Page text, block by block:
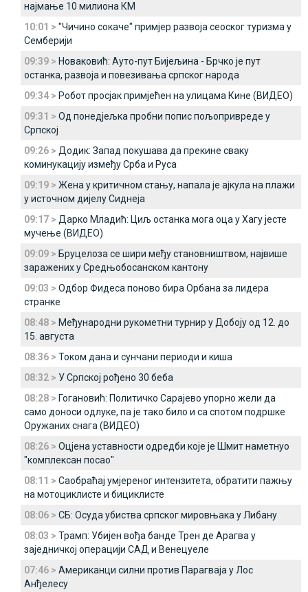
најмање 10 милиона КМ
10:01 > "Чичино сокаче" примјер развоја сеоског туризма у
Семберији
09:39 > Новаковић: Ауто-пут Бијељина - Брчко је пут
останка, развоја и повезивања српског народа
09:34 > Робот просјак примјећен на улицама Кине (ВИДЕО)
09:31 > Од понедјељка пробни попис пољопривреде у
Српској
09:26 > Додик: Запад покушава да прекине сваку
коминукацију између Срба и Руса
09:19 > Жена у критичном стању, напала је ајкула на плажи
у источном дијелу Сиднеја
09:17 > Дарко Младић: Циљ останка мога оца у Хагу јесте
мучење (ВИДЕО)
09:09 > Бруцелоза се шири међу становништвом, највише
заражених у Средњобосанском кантону
09:03 > Одбор Фидеса поново бира Орбана за лидера
странке
08:48 > Међународни рукометни турнир у Добоју од 12. до
15. августа
08:36 > Током дана и сунчани периоди и киша
08:32 > У Српској рођено 30 беба
08:28 > Гогановић: Политичко Сарајево упорно жели да
само доноси одлуке, па је тако било и са спотом подршке
Оружаних снага (ВИДЕО)
08:26 > Оцјена уставности одредби које је Шмит наметнуо
"комплексан посао"
08:11 > Саобраћај умјереног интензитета, обратити пажњу
на мотоциклисте и бициклисте
08:06 > СБ: Осуда убиства српског мировњака у Либану
08:03 > Трамп: Убијен вођа банде Трен де Арагва у
заједничкој операцији САД и Венецуеле
07:46 > Американци силни против Парагваја у Лос
Анђелесу